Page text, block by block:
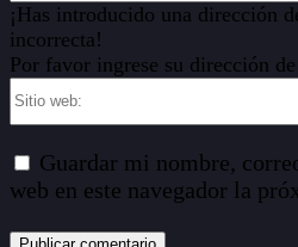
¡Has introducido una dirección
incorrecta!
Por favor ingrese su dirección
Guardar mi nombre,
web en este navegador la